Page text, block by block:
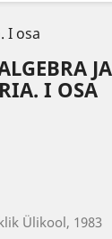
I osa
I OSA
Ülikool, 1983